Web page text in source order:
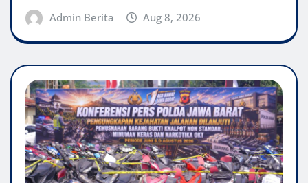
Admin Berita Aug 8, 2026